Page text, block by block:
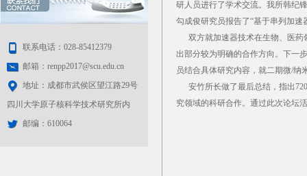
联系电话：028-85412379
邮箱：renpp2017@scu.edu.cn
地址：成都市武侯区望江路29号
四川大学原子核科学技术研究所内
邮编：610064
研人员进行了学术交流。我所韩纪
勾成俊研究员报告了“基于串列加速
双方就加速器技术在生物、医药
出部分较为明确的合作方向。下一
员结合具体研究内容，就二期微/
安竹所长做了最后总结，指出
究领域的科研合作。通过此次论坛